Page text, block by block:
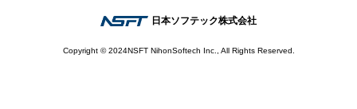
日本ソフテック株式会社
Copyright © 2024NSFT NihonSoftech Inc., All Rights Reserved.